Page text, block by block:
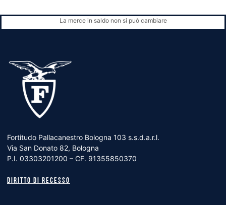
La merce in saldo non si può cambiare
Fortitudo Pallacanestro Bologna 103 s.s.d.a.r.l.
Via San Donato 82, Bologna
P.I. 03303201200 – CF. 91355850370
Diritto di recesso